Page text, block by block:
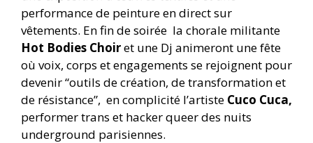
performance de peinture en direct sur
vêtements. En fin de soirée la chorale militante
Hot Bodies Choiret une Dj animeront une fête
où voix, corps et engagements se rejoignent pour
devenir “outils de création, de transformation et
de résistance”, en complicité l’artiste Cuco Cuca,
performer trans et hacker queer des nuits
underground parisiennes.